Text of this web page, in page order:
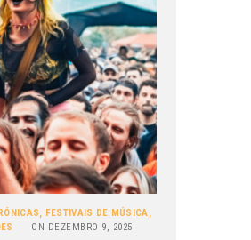
, FESTIVAIS DE MÚSICA,
ON DEZEMBRO 9, 2025